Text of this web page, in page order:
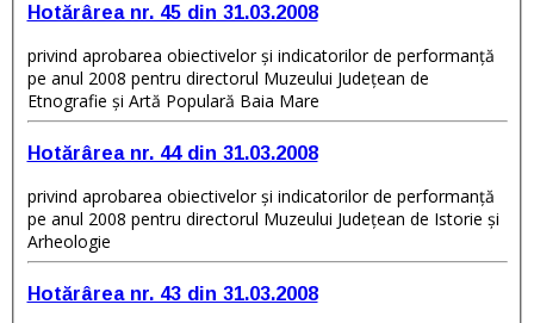
Hotărârea nr. 45 din 31.03.2008
privind aprobarea obiectivelor şi indicatorilor de performanţă
pe anul 2008 pentru directorul Muzeului Judeţean de
Etnografie şi Artă Populară Baia Mare
Hotărârea nr. 44 din 31.03.2008
privind aprobarea obiectivelor şi indicatorilor de performanţă
pe anul 2008 pentru directorul Muzeului Judeţean de Istorie şi
Arheologie
Hotărârea nr. 43 din 31.03.2008